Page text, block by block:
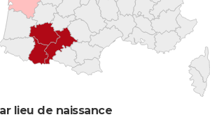
lieu de naissance